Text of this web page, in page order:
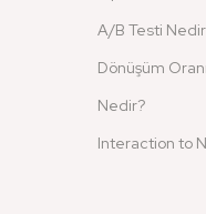
A/B Testi
Dönüşüm
Nedir?
Interaction to